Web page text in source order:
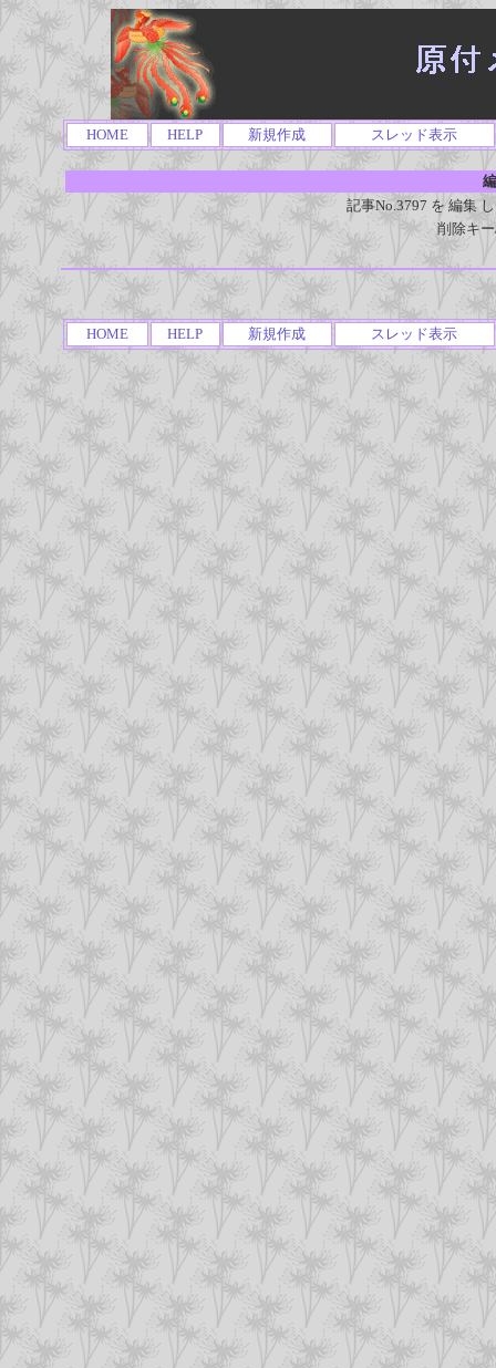
HOME HELP 新規作成 スレッド表示
記事No.3797 を 編集
削除キ
HOME HELP 新規作成 スレッド表示